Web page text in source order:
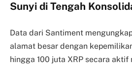
Sunyi di Tengah
Data dari Santiment
alamat besar dengan
hingga 100 juta XRP secara